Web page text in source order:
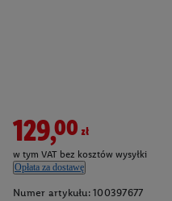
129,00zł
w tym VAT bez kosztów wysyłki
Opłata za dostawę
Numer artykułu: 100397677